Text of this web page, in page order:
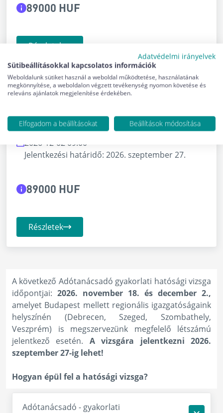
89000 HUF
Részletek
Adótanácsadó hatósági vizsga
VESZPRÉM
VESZPRÉM
Gyakorlati vizsgaidőpontok: 2026-11-18 09:00,
2026-12-02 09:00
Jelentkezési határidő: 2026. szeptember 27.
89000 HUF
Részletek
A következő Adótanácsadó gyakorlati hatósági vizsga
időpontjai: 2026. november 18. és december 2.,
amelyet Budapest mellett regionális igazgatóságaink
helyszínén (Debrecen, Szeged, Szombathely,
Veszprém) is megszervezünk megfelelő létszámú
jelentkező esetén. A vizsgára jelentkezni 2026.
szeptember 27-ig lehet!
Hogyan épül fel a hatósági vizsga?
Adótanácsadó - gyakorlati
Adatvédelmi irányelvek
Sütibeállításokkal kapcsolatos információk
Weboldalunk sütiket használ a weboldal működtetése, használatának
megkönnyítése, a weboldalon végzett tevékenység nyomon követése és
releváns ajánlatok megjelenítése érdekében.
Elfogadom a beállításokat Beállítások módosítása